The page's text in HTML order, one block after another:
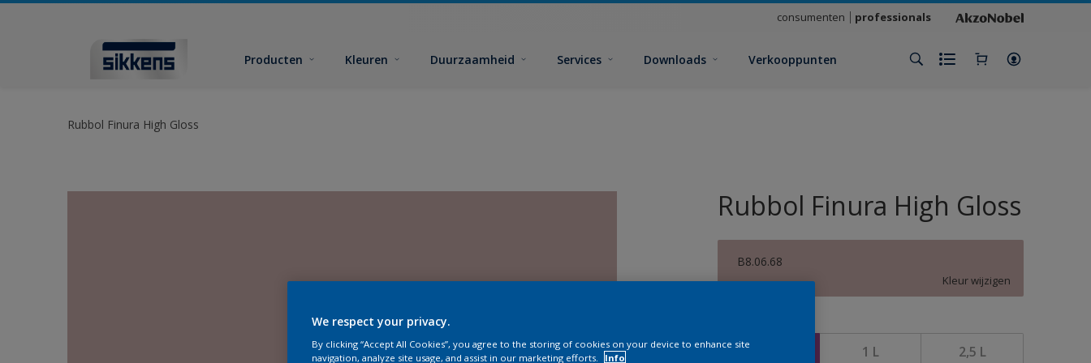
consumenten professionals
Producten Kleuren Duurzaamheid Services Downloads Verkooppunten
Rubbol Finura High Gloss
Rubbol Finura High Gloss
B8.06.68
Kleur wijzigen
500 ML 1 L 2,5 L
We respect your privacy.
By clicking “Accept All Cookies”, you agree to the storing of cookies on your device to enhance site
navigation, analyze site usage, and assist in our marketing efforts.
Info